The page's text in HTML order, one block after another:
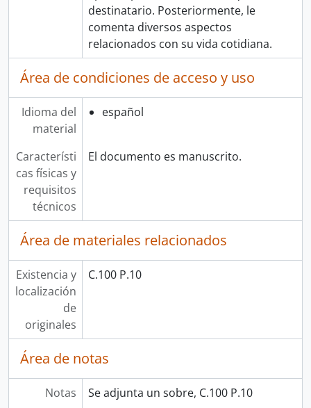
destinatario. Posteriormente, le
comenta diversos aspectos
relacionados con su vida cotidiana.
Área de condiciones de acceso y uso
Idioma del
material
español
Característi
cas físicas y
requisitos
técnicos
El documento es manuscrito.
Área de materiales relacionados
Existencia y
localización
de
originales
C.100 P.10
Área de notas
Notas
Se adjunta un sobre, C.100 P.10